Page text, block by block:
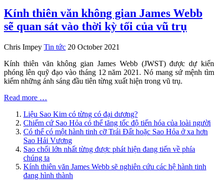
Kính thiên văn không gian James Webb
sẽ quan sát vào thời kỳ tối của vũ trụ
Chris Impey Tin tức 20 October 2021
Kính thiên văn không gian James Webb (JWST) được dự kiến
phóng lên quỹ đạo vào tháng 12 năm 2021. Nó mang sứ mệnh tìm
kiếm những ánh sáng đầu tiên từng xuất hiện trong vũ trụ.
Read more …
Liệu Sao Kim có từng có đại dương?
Chiếm cứ Sao Hỏa có thể tăng tốc độ tiến hóa của loài người
Có thể có một hành tinh cỡ Trái Đất hoặc Sao Hỏa ở xa hơn
Sao Hải Vương
Sao chổi lớn nhất từng được phát hiện đang tiến về phía
chúng ta
Kính thiên văn James Webb sẽ nghiên cứu các hệ hành tinh
đang hình thành